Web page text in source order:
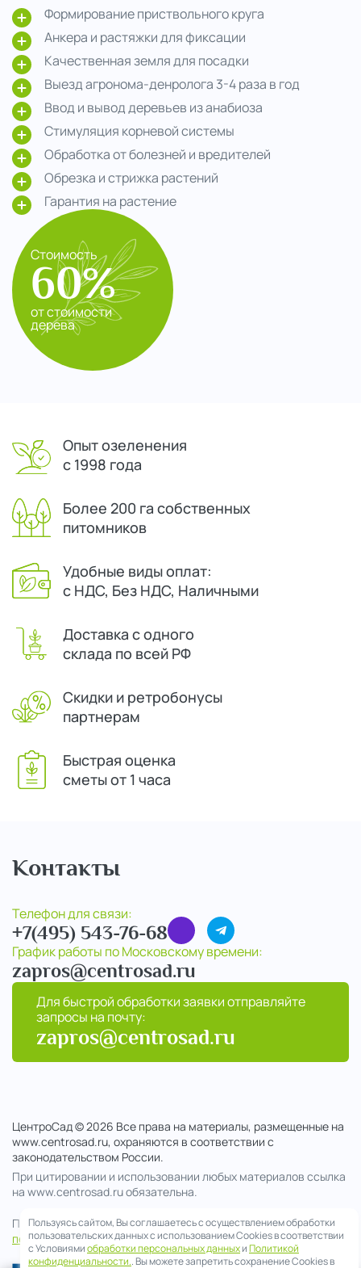
Формирование приствольного круга
Анкера и растяжки для фиксации
Качественная земля для посадки
Выезд агронома-денролога 3-4 раза в год
Ввод и вывод деревьев из анабиоза
Стимуляция корневой системы
Обработка от болезней и вредителей
Обрезка и стрижка растений
Гарантия на растение
Стоимость
60%
от стоимости
дерева
Опыт озеленения
с 1998 года
Более 200 га собственных
питомников
Удобные виды оплат:
с НДС, Без НДС, Наличными
Доставка с одного
склада по всей РФ
Скидки и ретробонусы
партнерам
Быстрая оценка
сметы от 1 часа
Контакты
Телефон для связи:
+7(495) 543-76-68
График работы по Московскому времени:
zapros@centrosad.ru
Для быстрой обработки заявки отправляйте
запросы на почту:
zapros@centrosad.ru
ЦентроСад © 2026 Все права на материалы, размещенные на
www.centrosad.ru, охраняются в соответствии с
законодательством России.
При цитировании и использовании любых материалов ссылка
на www.centrosad.ru обязательна.
Продолжая посещение сайта , вы соглашаетесь на обработку
персональных данных
Пользуясь сайтом, Вы соглашаетесь с осуществлением обработки
пользовательских данных с использованием Cookies в соответствии
с Условиямиобработки персональных данныхиПолитикой
конфиденциальности.. Вы можете запретить сохранение Cookies в